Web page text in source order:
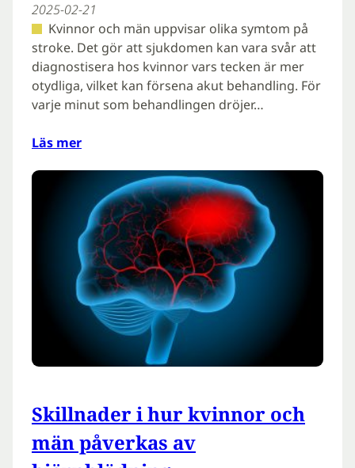
2025-02-21
Kvinnor och män uppvisar olika symtom på
stroke. Det gör att sjukdomen kan vara svår att
diag­nostisera hos kvinnor vars tecken är mer
otydliga, vilket kan försena akut behandling. För
varje minut som behandlingen dröjer…
Läs mer
Skillnader i hur kvinnor och
män påverkas av